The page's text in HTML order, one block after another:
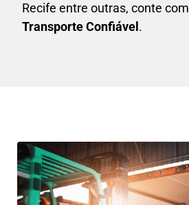
Recife entre outras, conte
Transporte Confiável .